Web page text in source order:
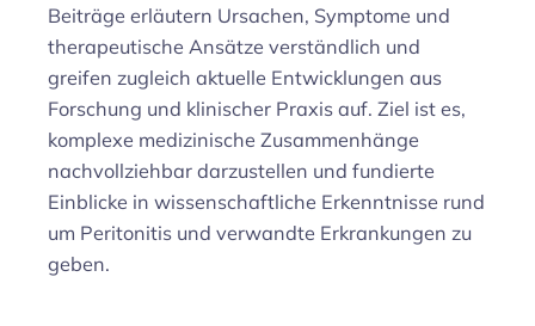
Beiträge erläutern Ursachen, Symptome und
therapeutische Ansätze verständlich und
greifen zugleich aktuelle Entwicklungen aus
Forschung und klinischer Praxis auf. Ziel ist es,
komplexe medizinische Zusammenhänge
nachvollziehbar darzustellen und fundierte
Einblicke in wissenschaftliche Erkenntnisse rund
um Peritonitis und verwandte Erkrankungen zu
geben.